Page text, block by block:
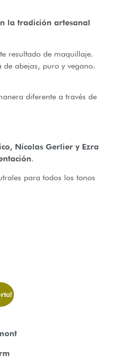
la tradición artesanal
resultado de maquillaje.
abejas, puro y vegano.
diferente a través de
Nicolas Gerlier y Ezra
.
para todos los tonos